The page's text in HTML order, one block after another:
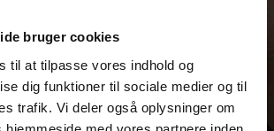
bruger cookies
til at tilpasse vores indhold og
dig funktioner til sociale medier og til
trafik. Vi deler også oplysninger om
hjemmeside med vores partnere inden
Smykkepleje